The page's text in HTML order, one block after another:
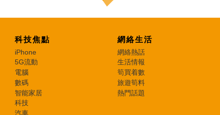
科技焦點
iPhone
5G流動
電腦
數碼
智能家居
科技
汽車
網絡生活
網絡熱話
生活情報
筍買着數
旅遊筍料
熱門話題